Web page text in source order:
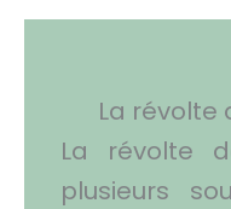
La révolte
La révolte
plusieurs